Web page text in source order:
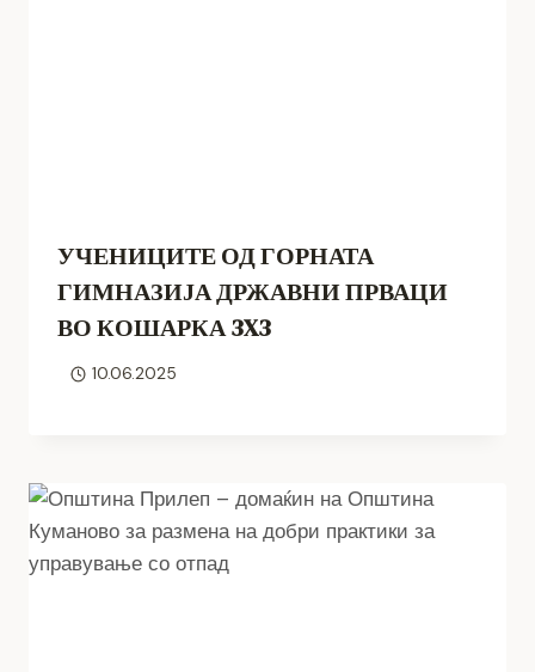
УЧЕНИЦИТЕ ОД ГОРНАТА
ГИМНАЗИЈА ДРЖАВНИ ПРВАЦИ
ВО КОШАРКА 3X3
10.06.2025